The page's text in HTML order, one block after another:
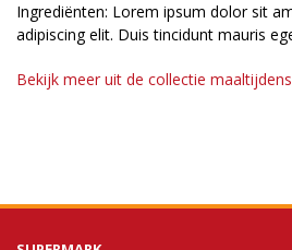
Ingrediënten: Lorem ipsum dolor sit
adipiscing elit. Duis tincidunt mauris
Bekijk meer uit de collectie